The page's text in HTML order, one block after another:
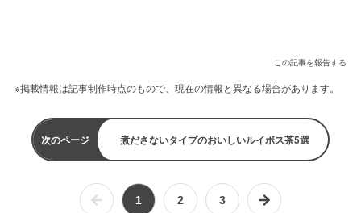
この記事を報告する
※掲載情報は記事制作時点のもので、現在の情報と異なる場合があります。
次のページ 煮ださないタイプのおいしいルイボス茶5選
1 2 3